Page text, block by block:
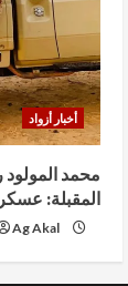
أخبار أزواد
محمد
المقبلة:
Ag Akal